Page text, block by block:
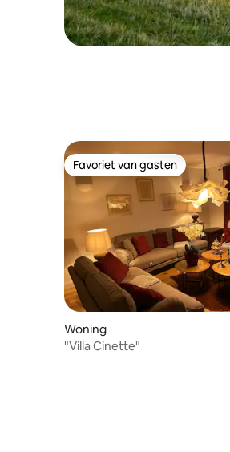
Favoriet van gasten
Favoriet van gasten
Woning
"Villa Cinette"